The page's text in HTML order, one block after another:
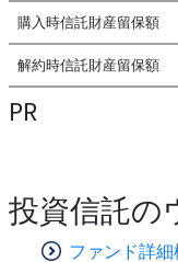
購入時信託財産留保額
解約時信託財産留保額
PR
投資信託の
ファンド詳細